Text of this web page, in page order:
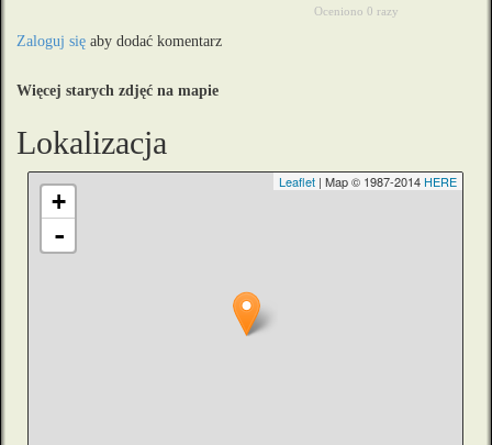
Oceniono 0 razy
Zaloguj się aby dodać komentarz
Więcej starych zdjęć na mapie
Lokalizacja
+
-
Leaflet | Map © 1987-2014 HERE